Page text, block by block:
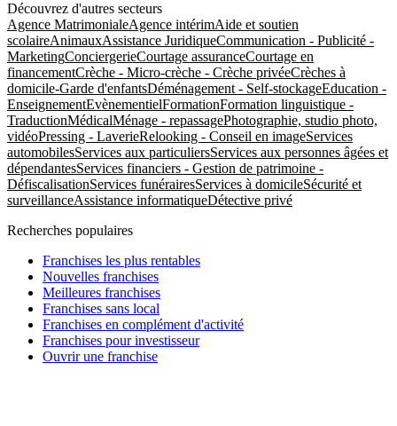
Découvrez d'autres secteurs
Agence MatrimonialeAgence intérimAide et soutien
scolaireAnimauxAssistance JuridiqueCommunication - Publicité -
MarketingConciergerieCourtage assuranceCourtage en
financementCrèche - Micro-crèche - Crèche privéeCrèches à
domicile-Garde d'enfantsDéménagement - Self-stockageEducation -
EnseignementEvènementielFormationFormation linguistique -
TraductionMédicalMénage - repassagePhotographie, studio photo,
vidéoPressing - LaverieRelooking - Conseil en imageServices
automobilesServices aux particuliersServices aux personnes âgées et
dépendantesServices financiers - Gestion de patrimoine -
DéfiscalisationServices funérairesServices à domicileSécurité et
surveillanceAssistance informatiqueDétective privé
Recherches populaires
Franchises les plus rentables
Nouvelles franchises
Meilleures franchises
Franchises sans local
Franchises en complément d'activité
Franchises pour investisseur
Ouvrir une franchise